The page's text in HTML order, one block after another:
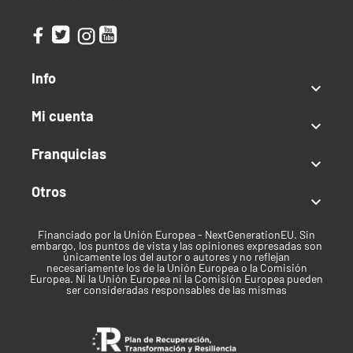
THC:
23 - 26%
CBD:No especificado
Producción:
Tiempo de floración:
Producción:
Altura:
Tipo de semilla
Temporada/Feminizada
Sativa predominante
Info

Mi cuenta

Franquicias

Otros

Financiado por la Unión Europea - NextGenerationEU. Sin
embargo, los puntos de vista y las opiniones expresadas son
únicamente los del autor o autores y no reflejan
necesariamente los de la Unión Europea o la Comisión
Europea. Ni la Unión Europea ni la Comisión Europea pueden
ser consideradas responsables de las mismas